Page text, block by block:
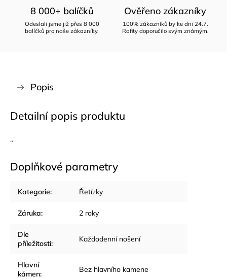
8 000+ balíčků
Odeslali jsme již přes 8 000
balíčků pro naše zákazníky.
Ověřeno zákazníky
100% zákazníků by ke dni 24.7.
Rafity doporučilo svým známým.
Popis
Detailní popis produktu
..
Doplňkové parametry
Kategorie: Řetízky
Záruka: 2 roky
Dle
příležitosti: Každodenní nošení
Hlavní
kámen: Bez hlavního kamene